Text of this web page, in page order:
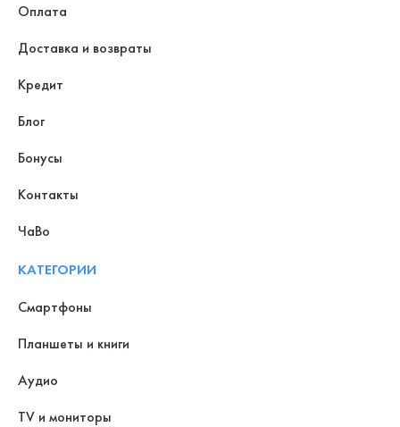
Оплата
Доставка и возвраты
Кредит
Блог
Бонусы
Контакты
ЧаВо
КАТЕГОРИИ
Смартфоны
Планшеты и книги
Аудио
TV и мониторы